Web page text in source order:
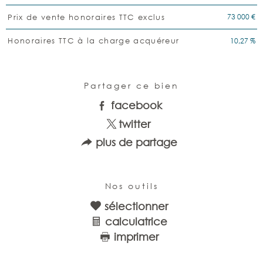
Prix de vente honoraires TTC exclus 73 000 €
Honoraires TTC à la charge acquéreur 10,27 %
Partager ce bien
facebook
twitter
plus de partage
Nos outils
sélectionner
calculatrice
imprimer